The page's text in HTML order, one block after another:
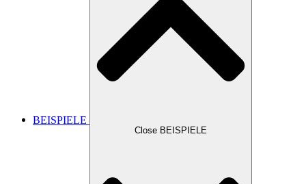
BEISPIELE
Close BEISPIELE